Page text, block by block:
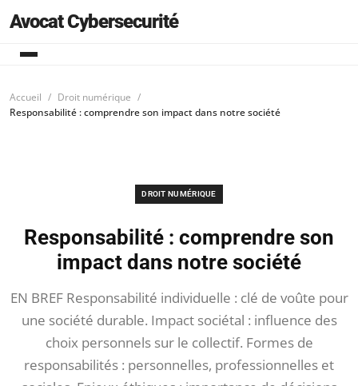
Avocat Cybersecurité
Accueil
Droit numérique
Responsabilité : comprendre son impact dans notre société
DROIT NUMÉRIQUE
Responsabilité : comprendre son
impact dans notre société
EN BREF Responsabilité individuelle : clé de voûte pour
une société durable. Impact sociétal : influence des
choix personnels sur le collectif. Formes de
responsabilités : personnelles, professionnelles et